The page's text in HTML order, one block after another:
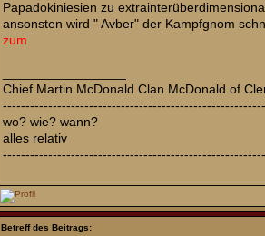
Papadokiniesien zu
ansonsten wird " Avber" der Kampfgnom
zum
Chief Martin McDonald Clan McDonald of
wo? wie? wann?
alles relativ
Betreff des Beitrags: